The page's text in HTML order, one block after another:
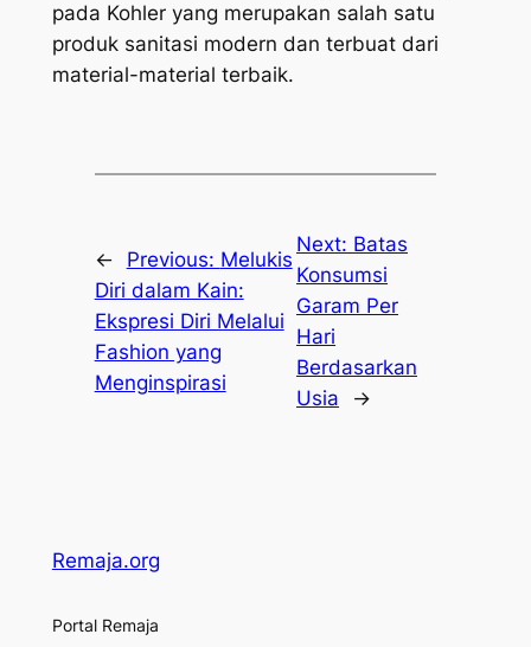
pada Kohler yang merupakan salah satu
produk sanitasi modern dan terbuat dari
material-material terbaik.
← Previous: Melukis
Diri dalam Kain:
Ekspresi Diri Melalui
Fashion yang
Menginspirasi
Next: Batas
Konsumsi
Garam Per
Hari
Berdasarkan
Usia
→
Remaja.org
Portal Remaja